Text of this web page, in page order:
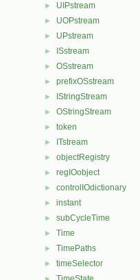
► UIPstream
► UOPstream
► UPstream
► ISstream
► OSstream
► prefixOSstream
► IStringStream
► OStringStream
► token
► ITstream
► objectRegistry
► regIOobject
► controlIOdictionary
► instant
► subCycleTime
► Time
► TimePaths
► timeSelector